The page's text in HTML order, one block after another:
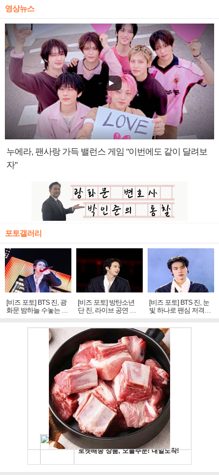
영상뉴스
누에라, 팬사랑 가득 밸런스 게임 "이번에도 같이 달려보
자"
포토갤러리
[비즈 포토] BTS 진, 광
화문 밤하늘 수놓는 '비
주얼 킹'의 열창
[비즈 포토] 방탄소년
단 진, 라이브 공연 중
빛나는 독보적 아우라
[비즈 포토] BTS 진, 눈
빛 하나로 팬심 저격…
독보적 카리스마